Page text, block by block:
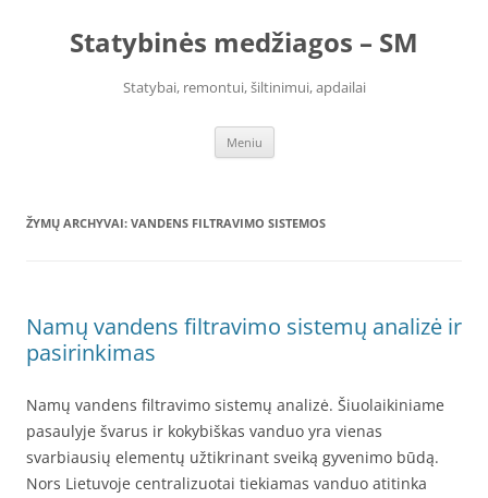
turinioStatybinės medžiagos – SM
Statybai, remontui, šiltinimui, apdailai
Meniu
ŽYMŲ ARCHYVAI: VANDENS FILTRAVIMO SISTEMOS
Namų vandens filtravimo sistemų analizė ir
pasirinkimas
Namų vandens filtravimo sistemų analizė. Šiuolaikiniame
pasaulyje švarus ir kokybiškas vanduo yra vienas
svarbiausių elementų užtikrinant sveiką gyvenimo būdą.
Nors Lietuvoje centralizuotai tiekiamas vanduo atitinka